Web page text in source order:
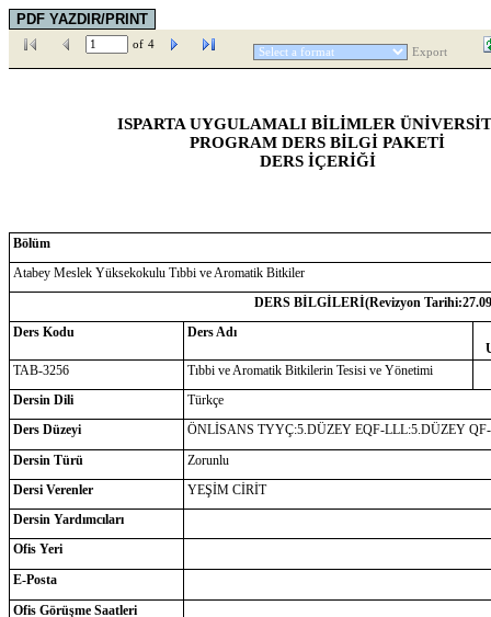
of 4
Export
ISPARTA UYGULAMALI BİLİMLER
PROGRAM DERS BİLGİ PAKETİ
DERS İÇERİĞİ
Bölüm
Atabey Meslek Yüksekokulu Tıbbi ve Aromatik Bitkiler
DERS BİLGİLERİ(Revizyon Tarihi:
Ders Kodu
Ders Adı
TAB-3256
Tıbbi ve Aromatik Bitkilerin Tesisi ve Yönetimi
Dersin Dili
Türkçe
Ders Düzeyi
ÖNLİSANS TYYÇ:5.DÜZEY EQF-LLL:5.DÜZEY
Dersin Türü
Zorunlu
Dersi Verenler
YEŞİM CİRİT
Dersin Yardımcıları
Ofis Yeri
E-Posta
Ofis Görüşme Saatleri